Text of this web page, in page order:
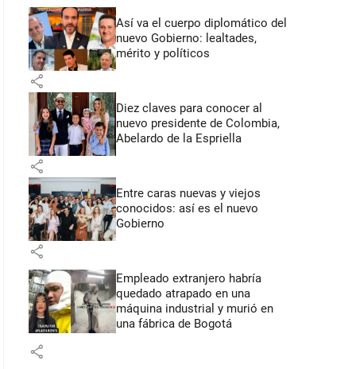
Así va el cuerpo diplomático del
nuevo Gobierno: lealtades,
mérito y políticos
share
Diez claves para conocer al
nuevo presidente de Colombia,
Abelardo de la Espriella
share
Entre caras nuevas y viejos
conocidos: así es el nuevo
Gobierno
share
Empleado extranjero habría
quedado atrapado en una
máquina industrial y murió en
una fábrica de Bogotá
share